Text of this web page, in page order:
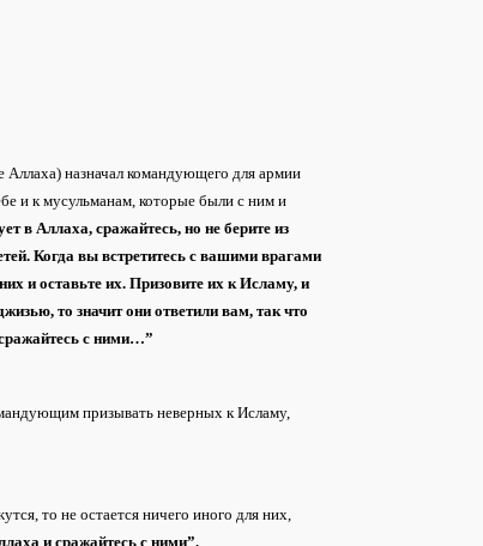
Аллаха) назначал командующего для армии
и к мусульманам, которые были с ним и
в Аллаха, сражайтесь, но не берите из
Когда вы встретитесь с вашими врагами
и оставьте их. Призовите их к Исламу, и
то значит они ответили вам, так что
с ними…”
призывать неверных к Исламу,
то не остается ничего иного для них,
и сражайтесь с ними”.